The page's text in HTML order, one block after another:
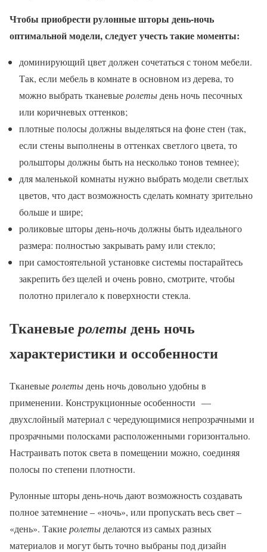
Чтобы приобрести рулонные шторы день-ночь
оптимальной модели, следует учесть такие моменты:
доминирующий цвет должен сочетаться с тоном мебели.
Так, если мебель в комнате в основном из дерева, то
можно выбрать тканевыеролеты день ночь песочных
или коричневых оттенков;
плотные полосы должны выделяться на фоне стен (так,
если стены выполнены в оттенках светлого цвета, то
рольшторы должны быть на несколько тонов темнее);
для маленькой комнаты нужно выбрать модели светлых
цветов, что даст возможность сделать комнату зрительно
больше и шире;
роликовые шторы день-ночь должны быть идеального
размера: полностью закрывать раму или стекло;
при самостоятельной установке системы постарайтесь
закрепить без щелей и очень ровно, смотрите, чтобы
полотно прилегало к поверхности стекла.
Тканевые ролеты день ночь
характеристики и оссобенности
Тканевыеролеты день ночь довольно удобны в
применении. Конструкционные особенности —
двухслойный материал с чередующимися непрозрачными и
прозрачными полосками расположенными горизонтально.
Настраивать поток света в помещении можно, соединяя
полосы по степени плотности.
Рулонные шторы день-ночь дают возможность создавать
полное затемнение – «ночь», или пропускать весь свет –
«день». Такиеролеты делаются из самых разных
материалов и могут быть точно выбраны под дизайн